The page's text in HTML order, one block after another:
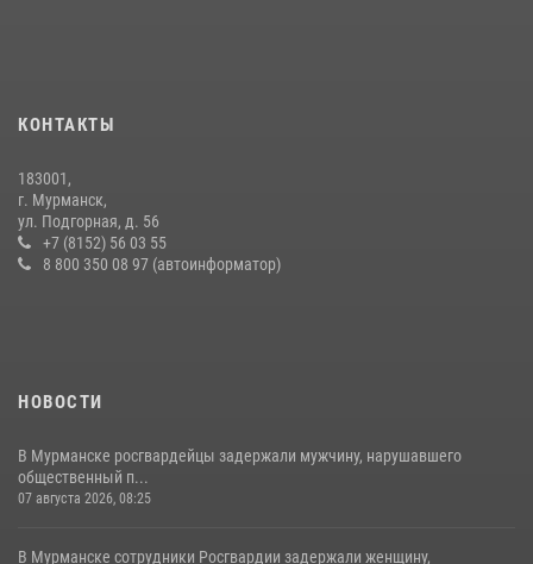
В Мурманске росгвардейцы задержали ночного дебошира,
устроившего скандал в мини-отеле
09 июля 2026, 07:56
КОНТАКТЫ
183001,
г. Мурманск,
ул. Подгорная, д. 56
+7 (8152) 56 03 55
8 800 350 08 97 (автоинформатор)
НОВОСТИ
В Мурманске росгвардейцы задержали мужчину, нарушавшего
общественный п...
07 августа 2026, 08:25
В Мурманске сотрудники Росгвардии задержали женщину,